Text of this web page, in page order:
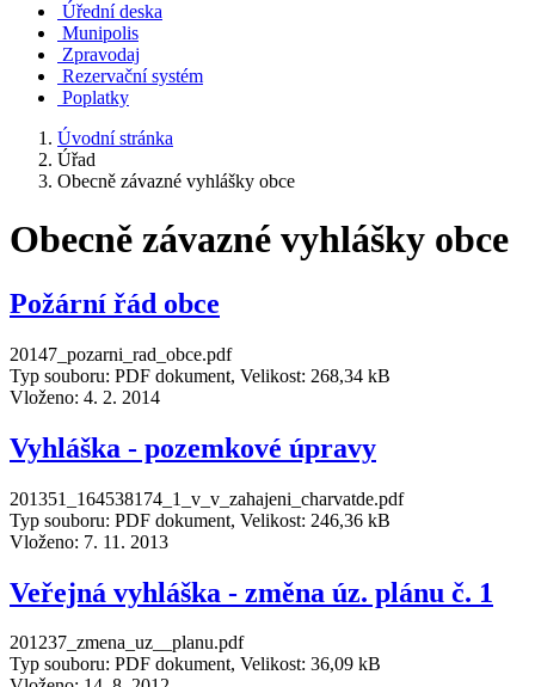
Úřední deska
Munipolis
Zpravodaj
Rezervační systém
Poplatky
Úvodní stránka
Úřad
Obecně závazné vyhlášky obce
Obecně závazné vyhlášky obce
Požární řád obce
20147_pozarni_rad_obce.pdf
Typ souboru: PDF dokument, Velikost: 268,34 kB
Vloženo: 4. 2. 2014
Vyhláška - pozemkové úpravy
201351_164538174_1_v_v_zahajeni_charvatde.pdf
Typ souboru: PDF dokument, Velikost: 246,36 kB
Vloženo: 7. 11. 2013
Veřejná vyhláška - změna úz. plánu č. 1
201237_zmena_uz__planu.pdf
Typ souboru: PDF dokument, Velikost: 36,09 kB